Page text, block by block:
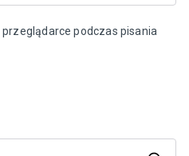
podczas pisania